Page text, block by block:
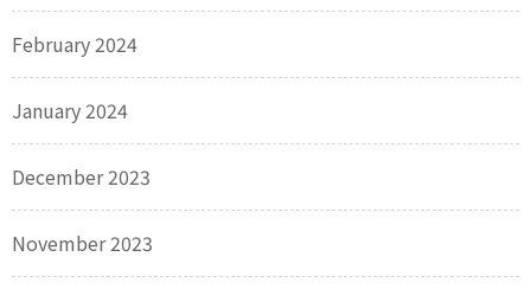
February 2024
January 2024
December 2023
November 2023